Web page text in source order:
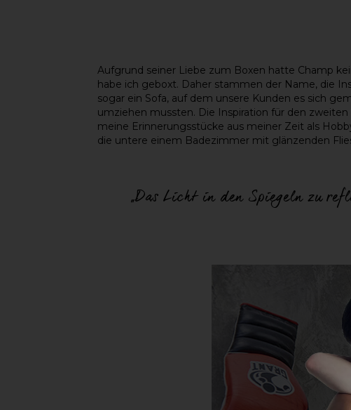
Aufgrund seiner Liebe zum Boxen hatte Champ
habe ich geboxt. Daher stammen der Name, die
sogar ein Sofa, auf dem unsere Kunden es sich
umziehen mussten. Die Inspiration für den
meine Erinnerungsstücke aus meiner Zeit als
die untere einem Badezimmer mit glänzenden
„Das Licht in den Spiegeln zu